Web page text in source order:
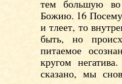
тем бо́льшую во
Божию. 16
и тлеет, то
быть, но
питаемое
кругом
сказано, мы